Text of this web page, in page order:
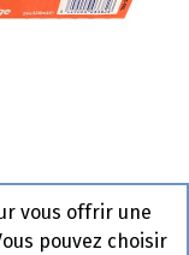
24 x
vous offrir une
pouvez choisir